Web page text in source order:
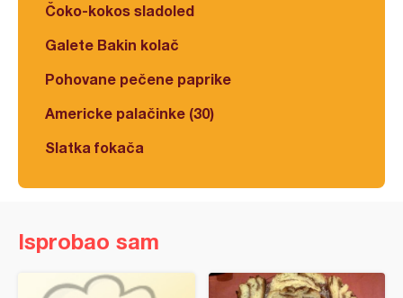
Čoko-kokos sladoled
Galete Bakin kolač
Pohovane pečene paprike
Americke palačinke (30)
Slatka fokača
Isprobao sam